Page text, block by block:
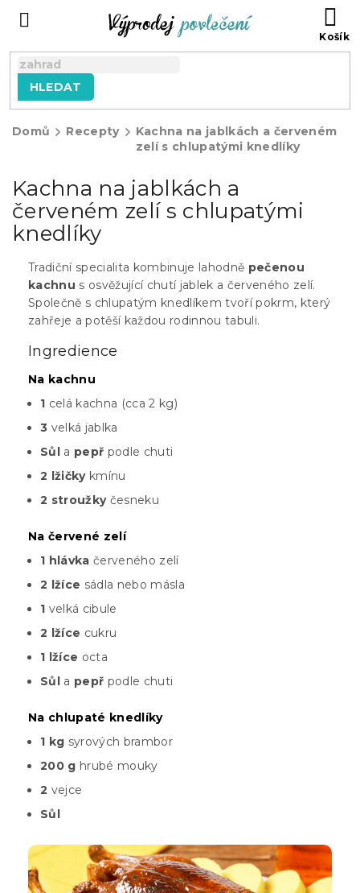
HLEDAT
Domů Recepty
Kachna na jablkách a červeném
zelí s chlupatými knedlíky
Kachna na jablkách a
červeném zelí s chlupatými
knedlíky
Tradiční specialita kombinuje lahodně pečenou
kachnu s osvěžující chutí jablek a červeného zelí.
Společně s chlupatým knedlíkem tvoří pokrm, který
zahřeje a potěší každou rodinnou tabuli.
Ingredience
Na kachnu
1 celá kachna (cca 2 kg)
3 velká jablka
Sůl a pepř podle chuti
2 lžičkykmínu
2 stroužkyčesneku
Na červené zelí
1 hlávka červeného zelí
2 lžíce sádla nebo másla
1 velká cibule
2 lžíce cukru
1 lžíce octa
Sůl a pepř podle chuti
Na chlupaté knedlíky
1 kg syrových brambor
200 g hrubé mouky
2 vejce
Sůl